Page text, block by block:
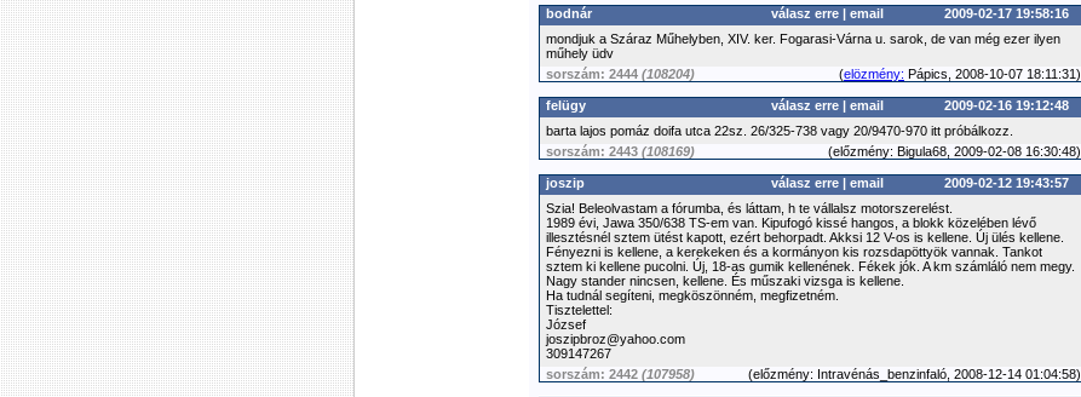
bodnár válasz erre | email
2009-02-17 19:58:16
mondjuk a Száraz Műhelyben, XIV. ker. Fogarasi-Várna u. sarok, de van még ezer ilyen
műhely üdv
sorszám: 2444 (108204) (elözmény: Pápics, 2008-10-07 18:11:31)
felügy válasz erre | email
2009-02-16 19:12:48
barta lajos pomáz doifa utca 22sz. 26/325-738 vagy 20/9470-970 itt próbálkozz.
sorszám: 2443 (108169) (előzmény: Bigula68, 2009-02-08 16:30:48)
joszip válasz erre | email
2009-02-12 19:43:57
Szia! Beleolvastam a fórumba, és láttam, h te vállalsz motorszerelést.
1989 évi, Jawa 350/638 TS-em van. Kipufogó kissé hangos, a blokk közelében lévő
illesztésnél sztem ütést kapott, ezért behorpadt. Akksi 12 V-os is kellene. Új ülés kellene.
Fényezni is kellene, a kerekeken és a kormányon kis rozsdapöttyök vannak. Tankot
sztem ki kellene pucolni. Új, 18-as gumik kellenének. Fékek jók. A km számláló nem megy.
Nagy stander nincsen, kellene. És műszaki vizsga is kellene.
Ha tudnál segíteni, megköszönném, megfizetném.
Tisztelettel:
József
joszipbroz@yahoo.com
309147267
sorszám: 2442 (107958) (előzmény: Intravénás_benzinfaló, 2008-12-14 01:04:58)